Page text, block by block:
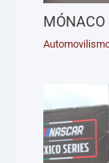
MÓNACO